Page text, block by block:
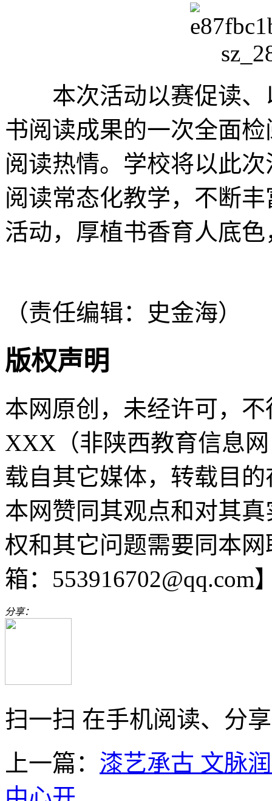
本次活动以赛促读、
书阅读成果的一次全面
阅读热情。学校将以此
阅读常态化教学，不断
活动，厚植书香育人底
（责任编辑：史金海）
版权声明
本网原创，未经许可，
XXX（非陕西教育信息网
载自其它媒体，转载目
本网赞同其观点和对其
权和其它问题需要同本
箱：553916702@qq.com
分享：
扫一扫 在手机阅读、分
上一篇： 漆艺承古 文脉